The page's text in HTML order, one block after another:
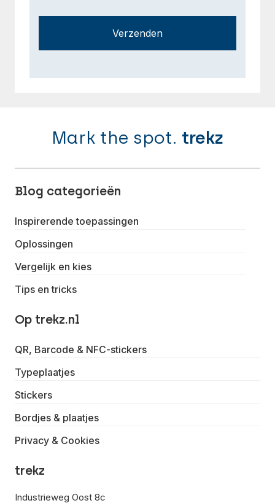
Verzenden
Mark the spot. trekz
Blog categorieën
Inspirerende toepassingen
Oplossingen
Vergelijk en kies
Tips en tricks
Op trekz.nl
QR, Barcode & NFC-stickers
Typeplaatjes
Stickers
Bordjes & plaatjes
Privacy & Cookies
trekz
Industrieweg Oost 8c